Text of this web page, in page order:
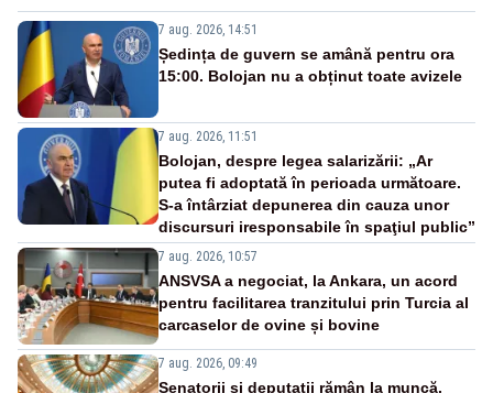
7 aug. 2026, 14:51
Ședința de guvern se amână pentru ora
15:00. Bolojan nu a obținut toate avizele
7 aug. 2026, 11:51
Bolojan, despre legea salarizării: „Ar
putea fi adoptată în perioada următoare.
S-a întârziat depunerea din cauza unor
discursuri iresponsabile în spaţiul public”
7 aug. 2026, 10:57
ANSVSA a negociat, la Ankara, un acord
pentru facilitarea tranzitului prin Turcia al
carcaselor de ovine și bovine
7 aug. 2026, 09:49
Senatorii și deputații rămân la muncă.